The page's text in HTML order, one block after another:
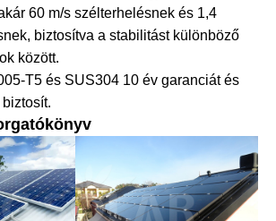
60 m/s szélterhelésnek és 1,4
biztosítva a stabilitást különböző
között.
T5 és SUS304 10 év garanciát és